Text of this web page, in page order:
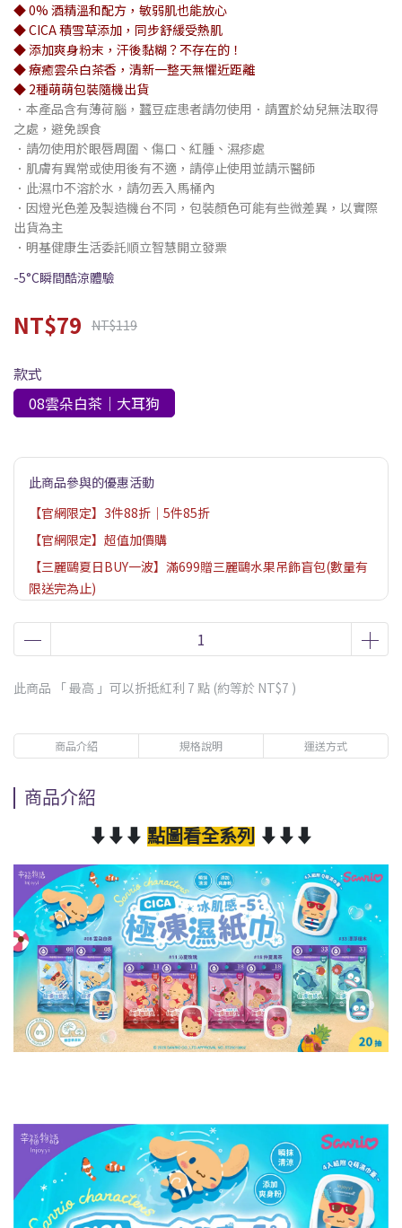
◆ 0% 酒精溫和配方，敏弱肌也能放心
◆ CICA 積雪草添加，同步舒緩受熱肌
◆ 添加爽身粉末，汗後黏糊？不存在的！
◆ 療癒雲朵白茶香，清新一整天無懼近距離
◆ 2種萌萌包裝隨機出貨
．本產品含有薄荷腦，蠶豆症患者請勿使用．請置於幼兒無法取得
之處，避免誤食
．請勿使用於眼唇周圍、傷口、紅腫、濕疹處
．肌膚有異常或使用後有不適，請停止使用並請示醫師
．此濕巾不溶於水，請勿丟入馬桶內
．因燈光色差及製造機台不同，包裝顏色可能有些微差異，以實際
出貨為主
．明基健康生活委託順立智慧開立發票
-5°C瞬間酷涼體驗
NT$79 NT$119
款式
08雲朵白茶｜大耳狗
此商品參與的優惠活動
【官網限定】3件88折｜5件85折
【官網限定】超值加價購
【三麗鷗夏日BUY一波】滿699贈三麗鷗水果吊飾盲包(數量有
限送完為止)
溫杯（贈品數量有限送完為止，依購物車結帳畫面為主）
此商品 「 最高 」可以折抵紅利 7 點 (約等於 NT$7 )
商品介紹 規格說明 運送方式
商品介紹
⬇⬇⬇ 點圖看全系列 ⬇⬇⬇